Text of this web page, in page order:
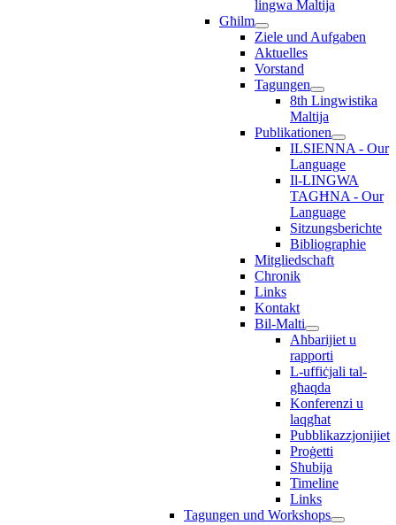
lingwa Maltija
Għilm
Ziele und Aufgaben
Aktuelles
Vorstand
Tagungen
8th Lingwistika
Maltija
Publikationen
ILSIENNA - Our
Language
Il-LINGWA
TAGĦNA - Our
Language
Sitzungsberichte
Bibliographie
Mitgliedschaft
Chronik
Links
Kontakt
Bil-Malti
Aħbarijiet u
rapporti
L-uffiċjali tal-
għaqda
Konferenzi u
laqgħat
Pubblikazzjonijiet
Proġetti
Sħubija
Timeline
Links
Tagungen und Workshops